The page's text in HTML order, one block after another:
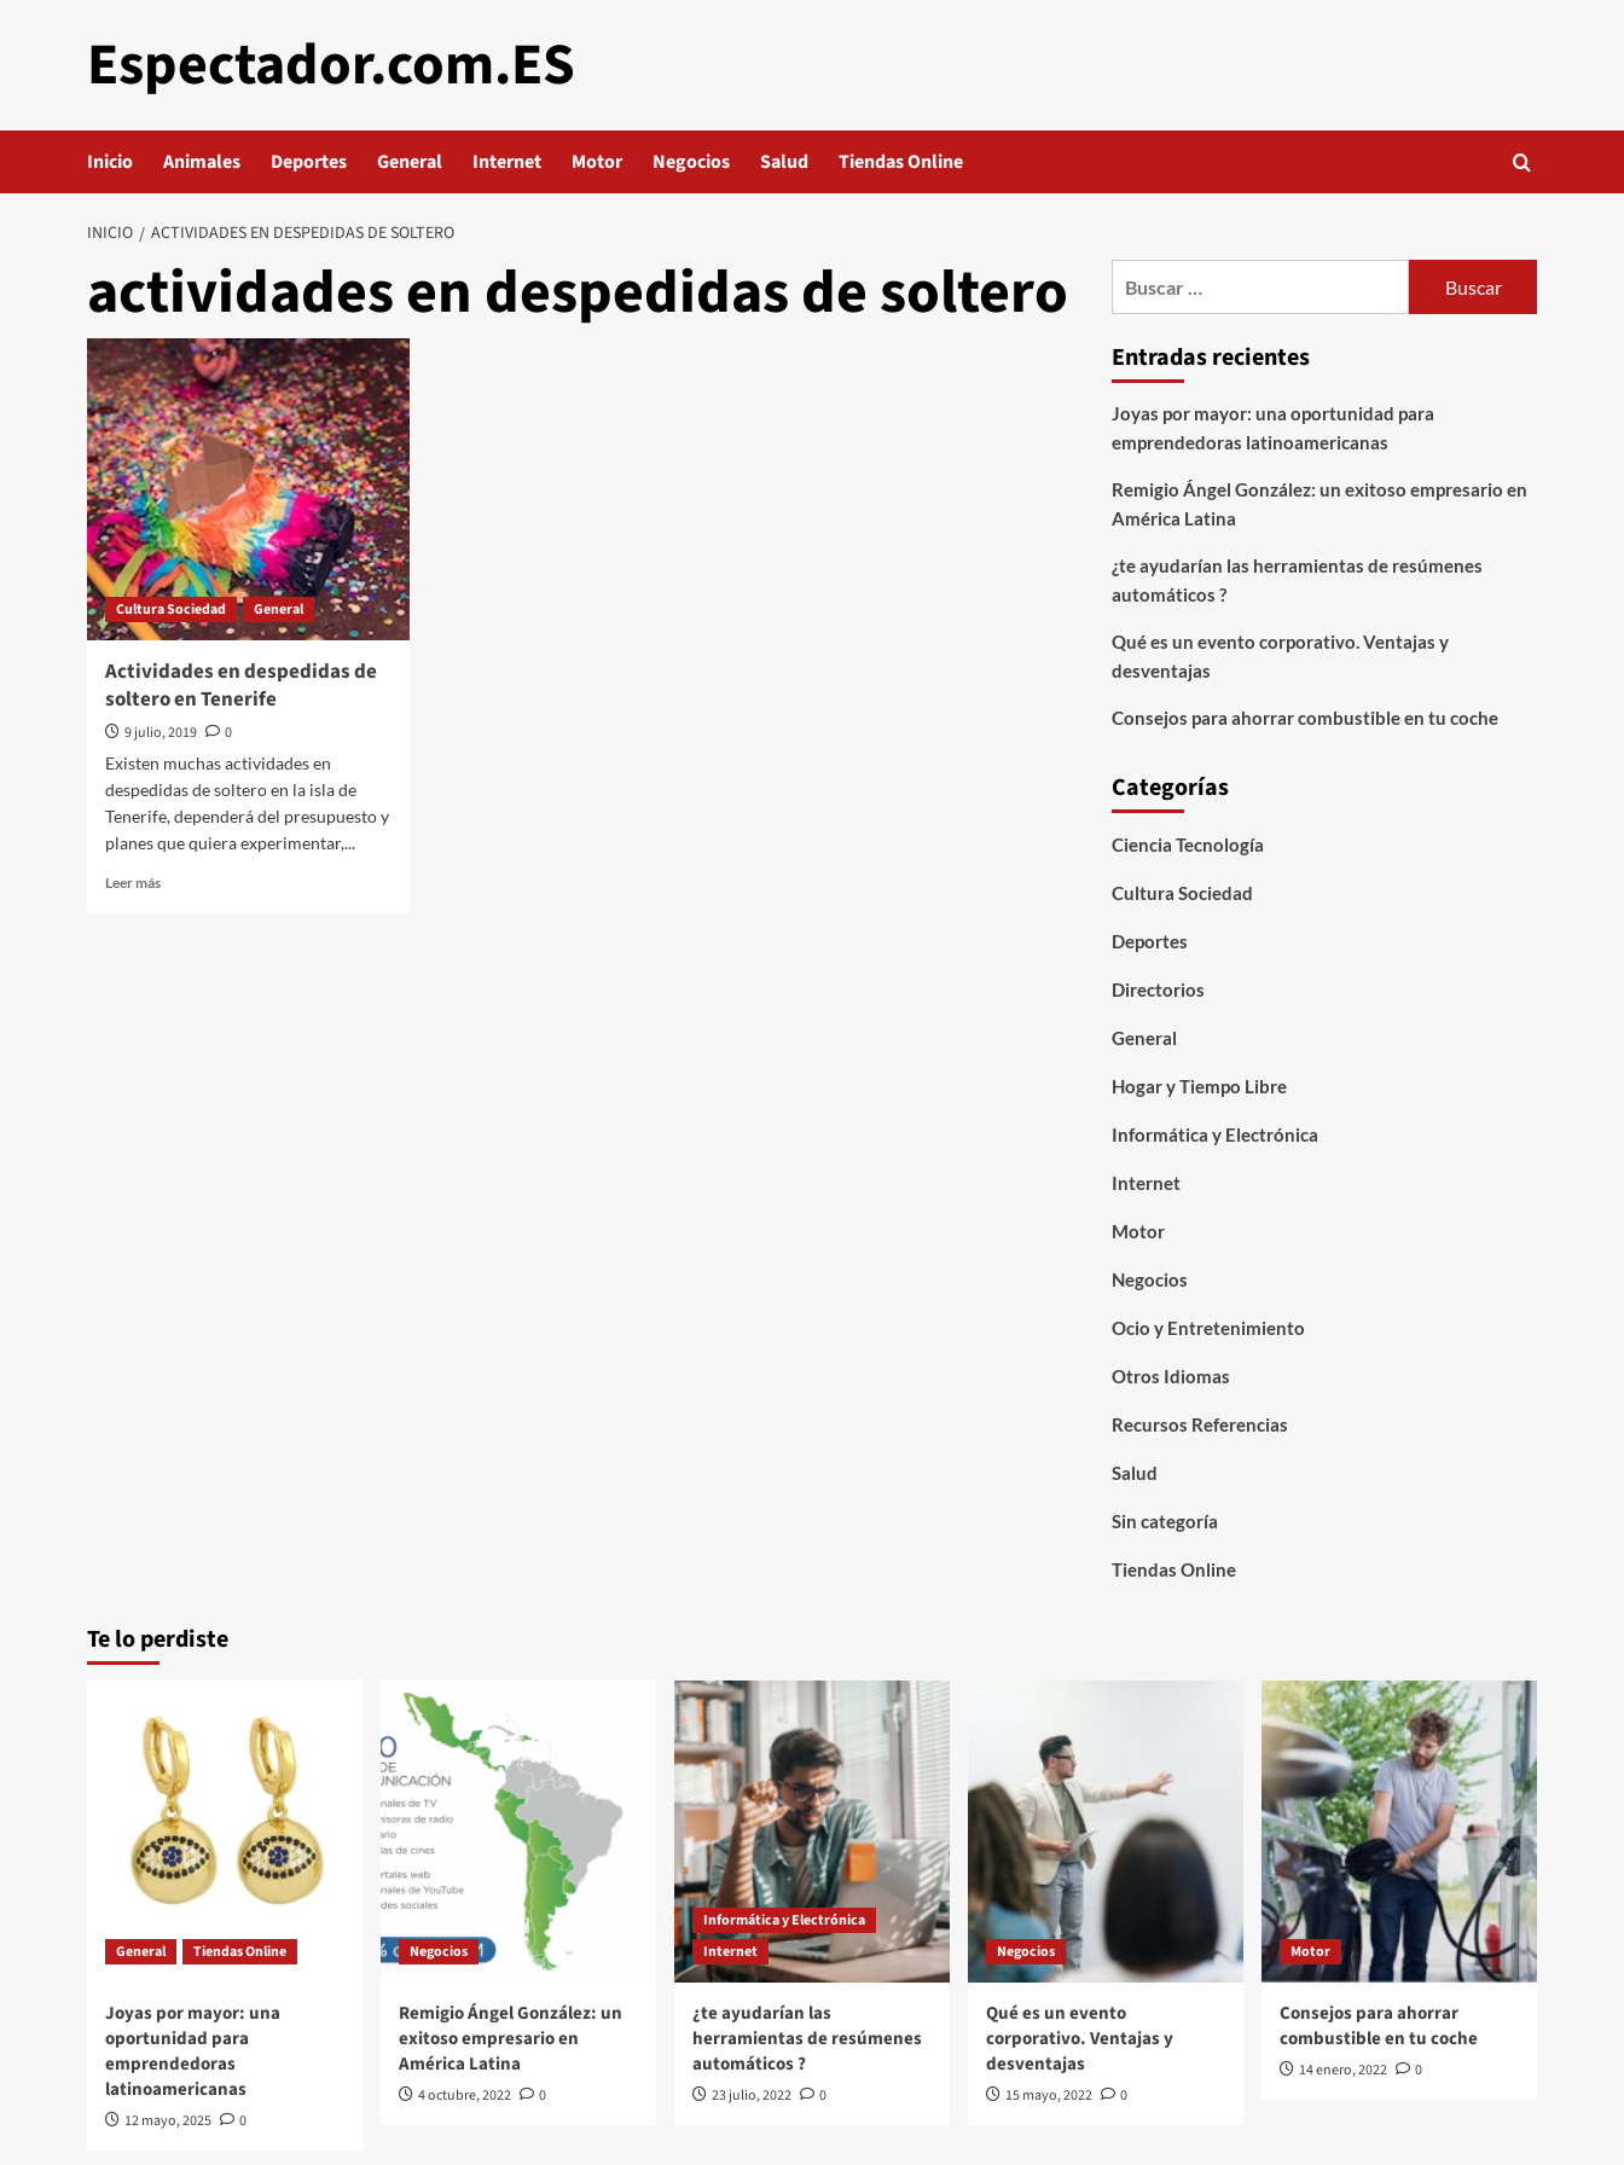
Espectador.com.ES
Inicio Animales Deportes General Internet Motor Negocios Salud Tiendas Online
INICIO ACTIVIDADES EN DESPEDIDAS DE SOLTERO
actividades en despedidas de soltero
Cultura Sociedad General
Actividades en despedidas de
soltero en Tenerife
9 julio, 2019
0
Existen muchas actividades en
despedidas de soltero en la isla de
Tenerife, dependerá del presupuesto y
planes que quiera experimentar,...
Leer másLeer
Entradas recientes
Joyas por mayor: una oportunidad para
emprendedoras latinoamericanas
Remigio Ángel González: un exitoso empresario en
América Latina
¿te ayudarían las herramientas de resúmenes
automáticos ?
Qué es un evento corporativo. Ventajas y
desventajas
Consejos para ahorrar combustible en tu coche
Categorías
Ciencia Tecnología
Cultura Sociedad
Deportes
Directorios
General
Hogar y Tiempo Libre
Informática y Electrónica
Internet
Motor
Negocios
Ocio y Entretenimiento
Otros Idiomas
Recursos Referencias
Salud
Sin categoría
Tiendas Online
Te lo perdiste
General Tiendas Online
Joyas por mayor: una
oportunidad para
emprendedoras
latinoamericanas
12 mayo, 2025 0
Negocios
Remigio Ángel González: un
exitoso empresario en
América Latina
4 octubre, 2022 0
Informática y Electrónica
Internet
¿te ayudarían las
herramientas de resúmenes
automáticos ?
23 julio, 2022 0
Negocios
Qué es un evento
corporativo. Ventajas y
desventajas
15 mayo, 2022 0
Motor
Consejos para ahorrar
combustible en tu coche
14 enero, 2022 0